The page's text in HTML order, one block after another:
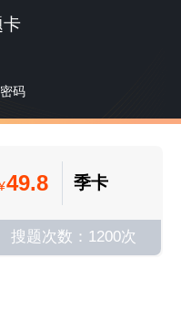
卡
码
49.8 季卡
搜题次数：1200次